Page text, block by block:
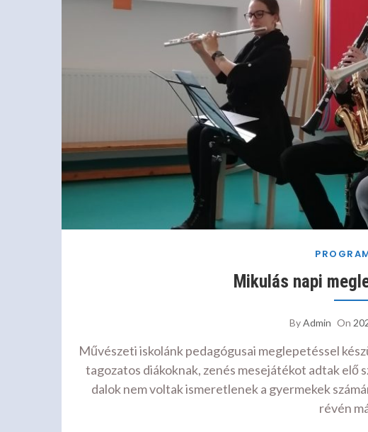
Mikulás napi
ByAdmin On
Művészeti iskolánk pedagógusai meglepetéssel
tagozatos diákoknak, zenés mesejátékot adtak elő
dalok nem voltak ismeretlenek a gyermekek
révén